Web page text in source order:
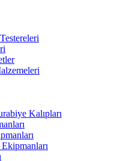
Kalıpları